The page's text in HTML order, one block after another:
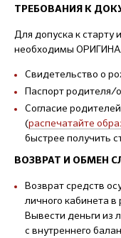
ТРЕБОВАНИЯ К
Для допуска к старту
необходимы
Свидетельство о
Паспорт родителя/
Согласие
(распечатайте
быстрее получить
ВОЗВРАТ И ОБМЕН
Возврат средств
личного кабинета в
Вывести деньги из
с внутреннего